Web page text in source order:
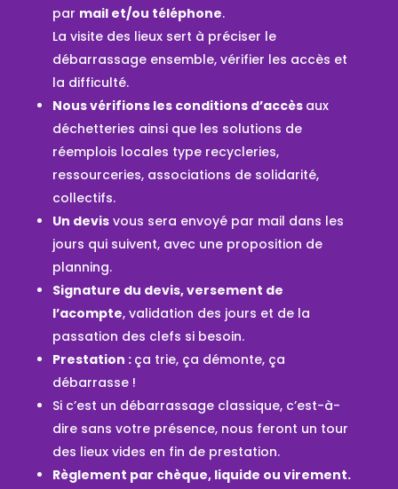
par mail et/ou téléphone.
La visite des lieux sert à préciser le
débarrassage ensemble, vérifier les accès et
la difficulté.
Nous vérifions les conditions d’accès aux
déchetteries ainsi que les solutions de
réemplois locales type recycleries,
ressourceries, associations de solidarité,
collectifs.
Un devisvous sera envoyé par mail dans les
jours qui suivent, avec une proposition de
planning.
Signature du devis, versement de
l’acompte, validation des jours et de la
passation des clefs si besoin.
Prestation : ça trie, ça démonte, ça
débarrasse !
Si c’est un débarrassage classique, c’est-à-
dire sans votre présence, nous feront un tour
des lieux vides en fin de prestation.
Règlement par chèque, liquide ou virement.